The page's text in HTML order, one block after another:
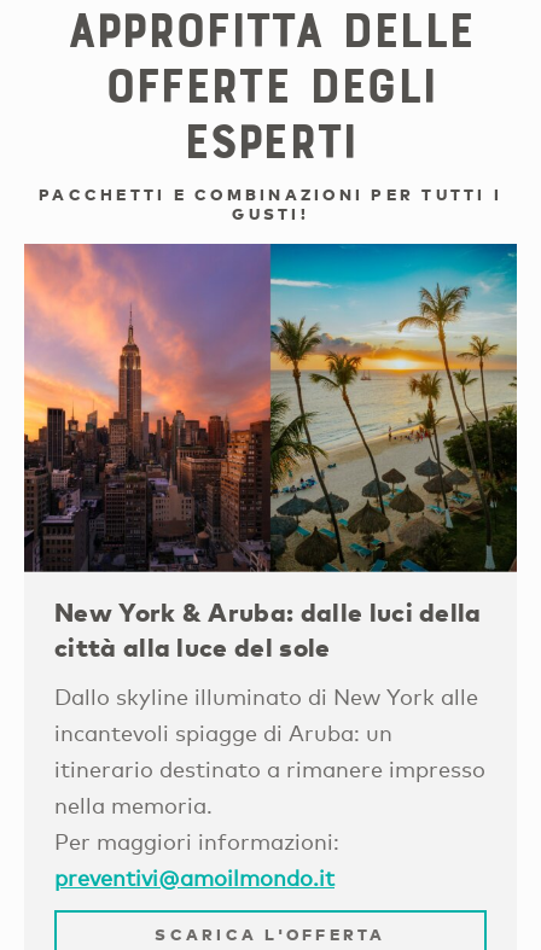
Approfitta delle
offerte degli
esperti
PACCHETTI E COMBINAZIONI PER TUTTI I
GUSTI!
New York & Aruba: dalle luci della
città alla luce del sole
Dallo skyline illuminato di New York alle
incantevoli spiagge di Aruba: un
itinerario destinato a rimanere impresso
nella memoria.
Per maggiori informazioni:
preventivi@amoilmondo.it
SCARICA L'OFFERTA